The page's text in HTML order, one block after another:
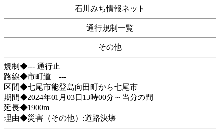
石川みち情報ネット
通行規制一覧
その他
規制◆--- 通行止
路線◆市町道 ---
区間◆七尾市能登島向田町から七尾市
期間◆2024年01月03日13時00分～当分の間
延長◆1900m
理由◆災害（その他）:道路決壊